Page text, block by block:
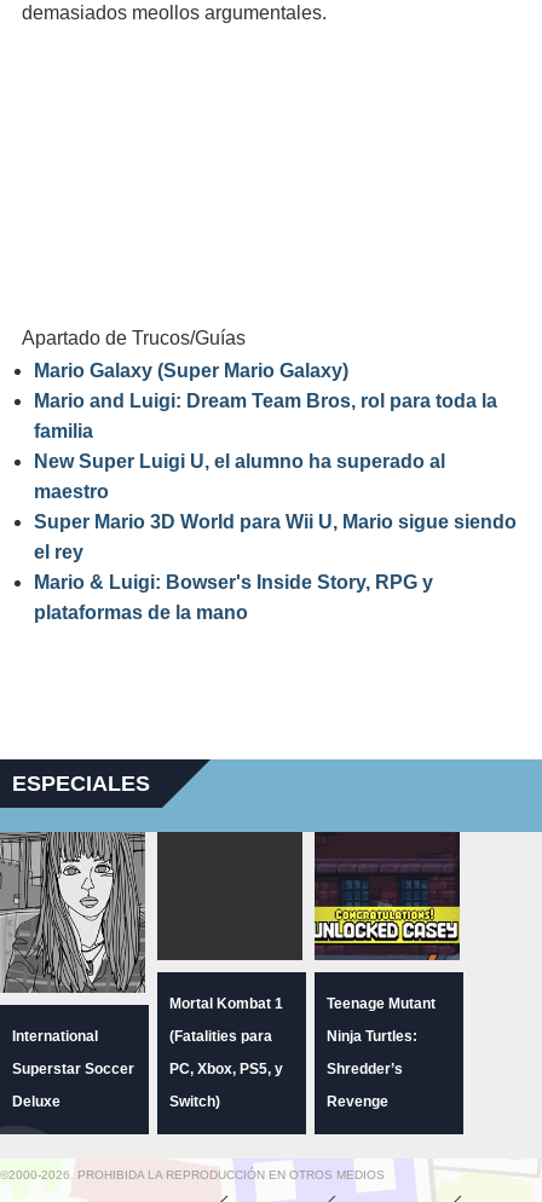
demasiados meollos argumentales.
Apartado de Trucos/Guías
Mario Galaxy (Super Mario Galaxy)
Mario and Luigi: Dream Team Bros, rol para toda la
familia
New Super Luigi U, el alumno ha superado al
maestro
Super Mario 3D World para Wii U, Mario sigue siendo
el rey
Mario & Luigi: Bowser's Inside Story, RPG y
plataformas de la mano
ESPECIALES
International
Superstar Soccer
Deluxe
Mortal Kombat 1
(Fatalities para
PC, Xbox, PS5, y
Switch)
Teenage Mutant
Ninja Turtles:
Shredder’s
Revenge
©2000-2026. PROHIBIDA LA REPRODUCCIÓN EN OTROS MEDIOS